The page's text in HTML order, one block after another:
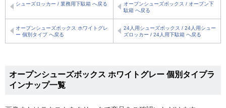
シューズロッカー / 業務用下駄箱 へ戻る
オープンシューズボックス / オープン下
駄箱 へ戻る
オープンシューズボックス ホワイトグレ
ー 個別タイプ へ戻る
24人用シューズボックス / 24人用シュー
ズロッカー / 24人用下駄箱 へ戻る
オープンシューズボックス ホワイトグレー 個別タイプラ
インナップ一覧